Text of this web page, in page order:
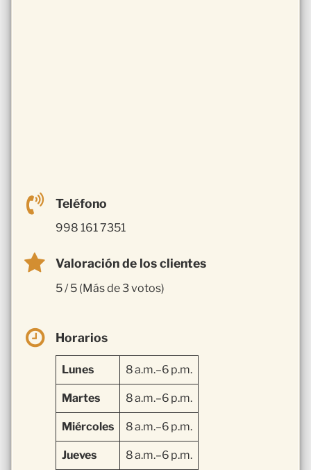
Teléfono
998 161 7351
Valoración de los clientes
5 / 5 (Más de 3 votos)
Horarios
Lunes 8 a.m.–6 p.m.
Martes 8 a.m.–6 p.m.
Miércoles 8 a.m.–6 p.m.
Jueves 8 a.m.–6 p.m.